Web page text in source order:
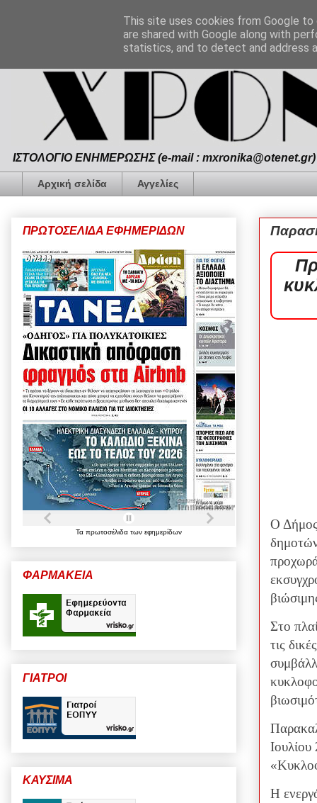
ΙΣΤΟΛΟΓΙΟ ΕΝΗΜΕΡΩΣΗΣ (e-mail :
Αρχική σελίδα Αγγελίες
Ο Δήμος
Στο
τις
Η
ΠΡΩΤΟΣΕΛΙΔΑ ΕΦΗΜΕΡΙΔΩΝ
Τα πρωτοσέλιδα των εφημερίδων
ΦΑΡΜΑΚΕΙΑ
ΓΙΑΤΡΟΙ
ΚΑΥΣΙΜΑ
This site uses cookies from Google
are shared with Google along with
statistics, and to detect and address